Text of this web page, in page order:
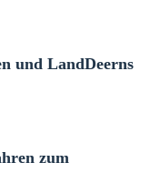
und LandDeerns
zum